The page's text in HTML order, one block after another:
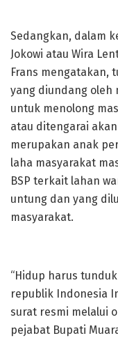
Sedangkan, dalam
Jokowi atau Wira
Frans mengatakan,
yang diundang oleh
untuk menolong
atau ditengarai
merupakan anak
laha masyarakat
BSP terkait lahan
untung dan yang
masyarakat.
“Hidup harus
republik Indonesia
surat resmi melalui
pejabat Bupati